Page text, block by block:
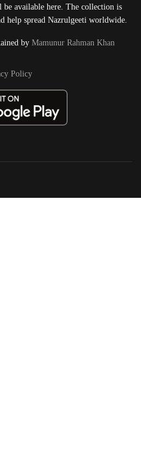
available here. The collection is
help spread Nazrulgeeti worldwide.
by Mamunur Rahman Khan
Policy